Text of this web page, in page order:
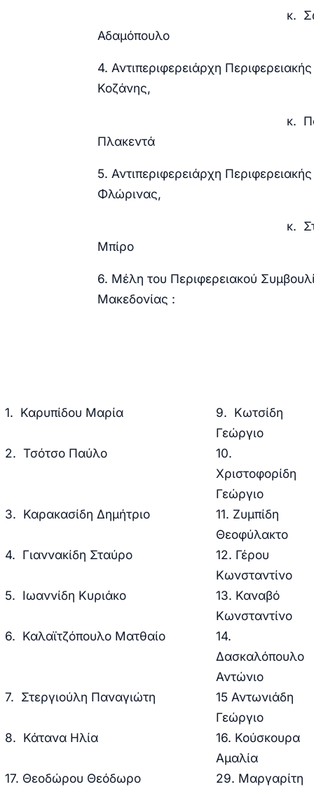
κ.
Αδαμόπουλο
4. Αντιπεριφερειάρχη
Κοζάνης,
κ.
Πλακεντά
5. Αντιπεριφερειάρχη
Φλώρινας,
κ.
Μπίρο
6. Μέλη του Περιφερειακού
Μακεδονίας :
1. Καρυπίδου Μαρία
9. Kωτσίδη
Γεώργιο
2. Τσότσο Παύλο
10.
Χριστοφορίδη
Γεώργιο
3. Καρακασίδη Δημήτριο
11. Ζυμπίδη
Θεοφύλακτο
4. Γιαννακίδη Σταύρο
12. Γέρου
Κωνσταντίνο
5. Ιωαννίδη Κυριάκο
13. Καναβό
Κωνσταντίνο
6. Καλαϊτζόπουλο Ματθαίο
14.
Δασκαλόπουλο
Αντώνιο
7. Στεργιούλη Παναγιώτη
15 Αντωνιάδη
Γεώργιο
8. Κάτανα Ηλία
16. Κούσκουρα
Αμαλία
17. Θεοδώρου Θεόδωρο
29. Μαργαρίτη